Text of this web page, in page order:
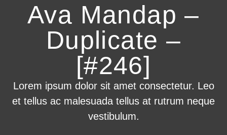
Ava Mandap –
Duplicate –
[#246]
Lorem ipsum dolor sit amet consectetur. Leo
et tellus ac malesuada tellus at rutrum neque
vestibulum.